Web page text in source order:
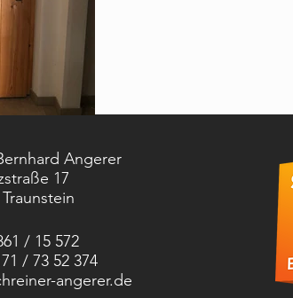
Angerer
17
/ 15 572
/ 73 52 374
angerer.de